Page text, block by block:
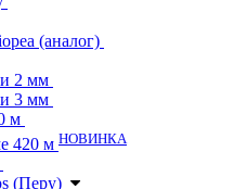
(аналог)
2 мм
3 мм
м
420 м НОВИНКА
(Перу)